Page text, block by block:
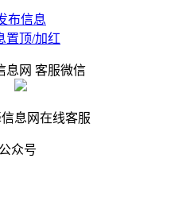
布信息
置顶/加红
息网 客服微信
众号